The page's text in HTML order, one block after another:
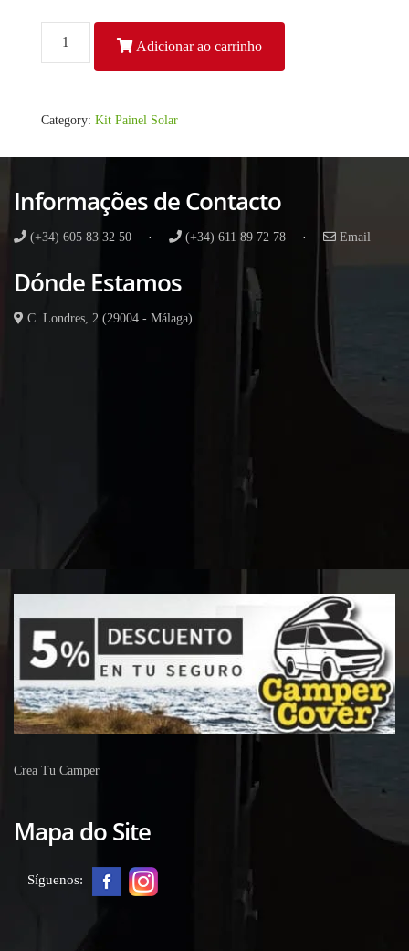
200W
DC
Adicionar ao carrinho
Category: Kit Painel Solar
Informações de Contacto
(+34) 605 83 32 50 · (+34) 611 89 72 78 · Email
Dónde Estamos
C. Londres, 2 (29004 - Málaga)
Crea Tu Camper
Mapa do Site
Síguenos: